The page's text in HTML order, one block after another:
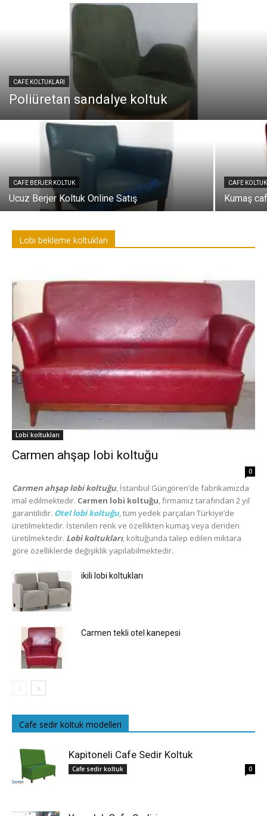
CAFE KOLTUKLARI
Poliüretan sandalye koltuk
CAFE BERJER KOLTUK
Ucuz Berjer Koltuk Online Satış
CAFE
Kumaş
Lobi bekleme koltukları
Lobi koltukları
Carmen ahşap lobi koltuğu
0
Carmen ahşap lobi koltuğu, İstanbul Güngören’de fabrikamızda
imal edilmektedir. Carmen lobi koltuğu, firmamız tarafından 2 yıl
garantilidir. Otel lobi koltuğu, tüm yedek parçaları Türkiye’de
üretilmektedir. İstenilen renk ve özellikten kumaş veya deriden
üretilmektedir. Lobi koltukları, koltuğunda talep edilen miktara
göre özelliklerde değişiklik yapılabilmektedir.
ikili lobi koltukları
Carmen tekli otel kanepesi
Cafe sedir koltuk modelleri
Kapitoneli Cafe Sedir Koltuk
Cafe sedir koltuk 0